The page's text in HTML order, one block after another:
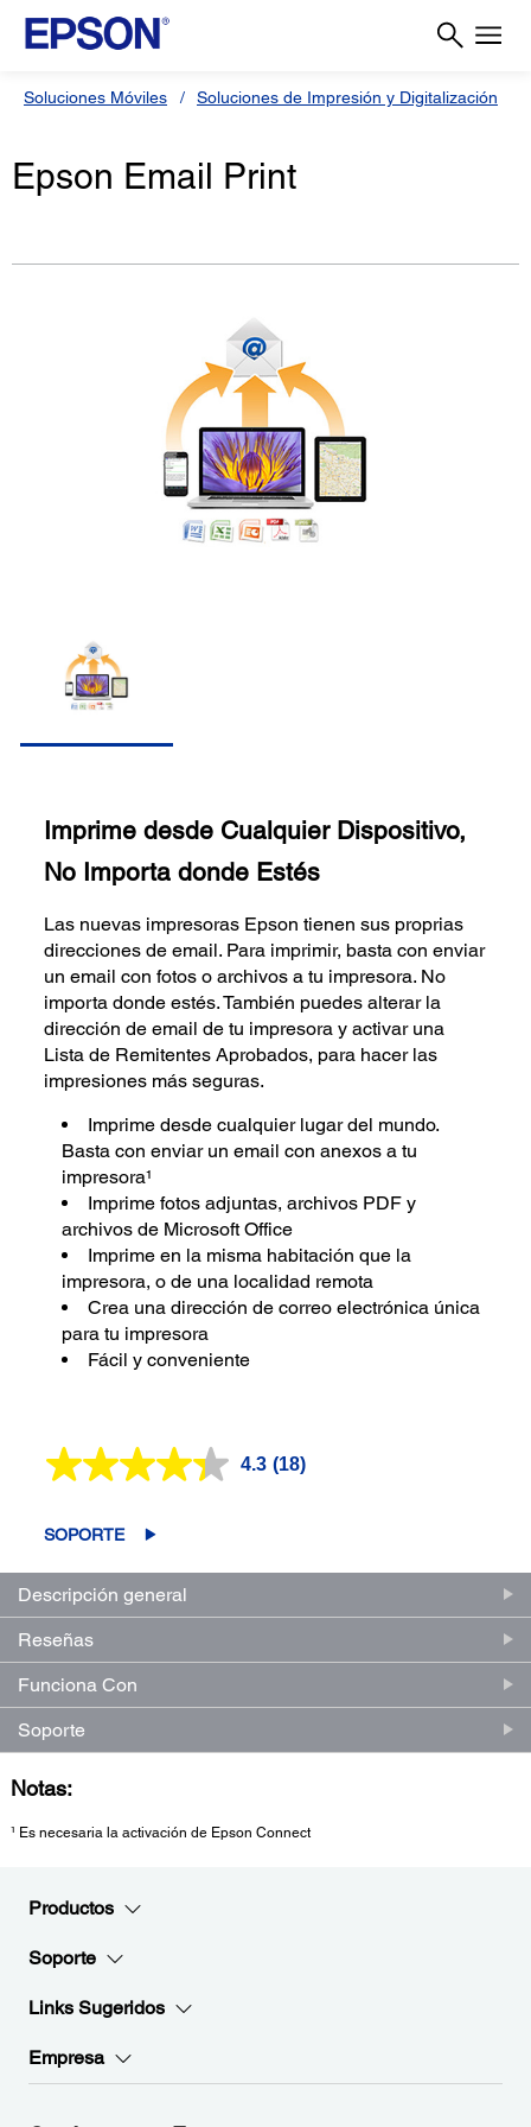
Soluciones Móviles Soluciones de Impresión y Digitalización
Epson Email Print
Imprime desde Cualquier Dispositivo,
No Importa donde Estés
Las nuevas impresoras Epson tienen sus proprias
direcciones de email. Para imprimir, basta con enviar
un email con fotos o archivos a tu impresora. No
importa donde estés. También puedes alterar la
dirección de email de tu impresora y activar una
Lista de Remitentes Aprobados, para hacer las
impresiones más seguras.
Imprime desde cualquier lugar del mundo.
Basta con enviar un email con anexos a tu
impresora¹
Imprime fotos adjuntas, archivos PDF y
archivos de Microsoft Office
Imprime en la misma habitación que la
impresora, o de una localidad remota
Crea una dirección de correo electrónica única
para tu impresora
Fácil y conveniente
4.3 Lea
la
(18)
SOPORTE
Descripción general
Reseñas
Funciona Con
Soporte
Notas:
¹ Es necesaria la activación de Epson Connect
Productos
Soporte
Links Sugeridos
Empresa